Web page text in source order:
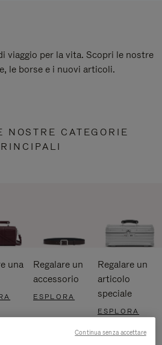
viaggio per la vita. Scopri le nostre
le borse e i nuovi articoli.
NOSTRE CATEGORIE
una
Regalare un
accessorio
ESPLORA
Regalare un
articolo
speciale
ESPLORA
Continua senza accettare